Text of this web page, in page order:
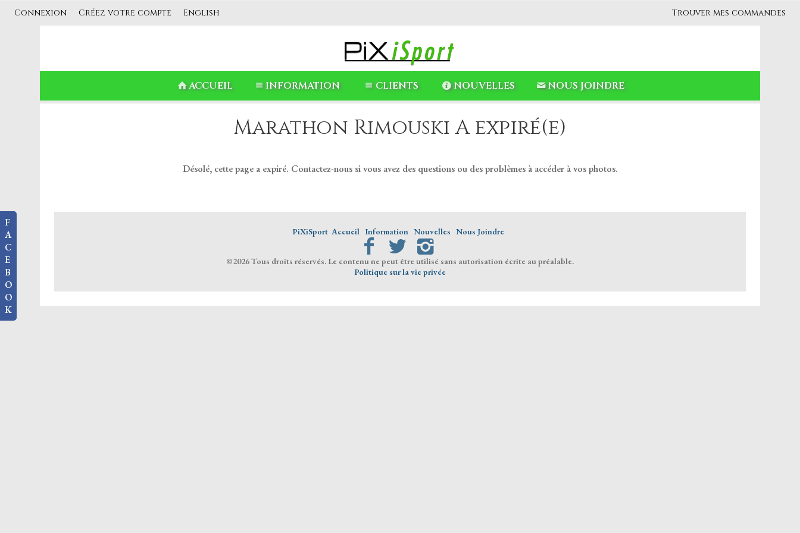
Connexion Créez votre compte English Trouver mes commandes
F
A
C
E
B
O
O
K
ACCUEIL INFORMATION CLIENTS NOUVELLES NOUS JOINDRE
Marathon Rimouski A expiré(e)
Désolé, cette page a expiré. Contactez-nous si vous avez des questions ou des problèmes à accéder à vos photos.
PiXiSport Accueil Information Nouvelles Nous Joindre
©2026 Tous droits réservés. Le contenu ne peut être utilisé sans autorisation écrite au préalable.
Politique sur la vie privée